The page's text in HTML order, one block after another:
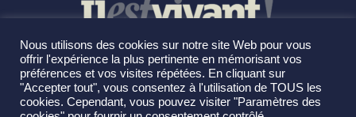
Nous utilisons des cookies sur notre site Web pour vous
offrir l'expérience la plus pertinente en mémorisant vos
préférences et vos visites répétées. En cliquant sur
"Accepter tout", vous consentez à l'utilisation de TOUS les
cookies. Cependant, vous pouvez visiter "Paramètres des